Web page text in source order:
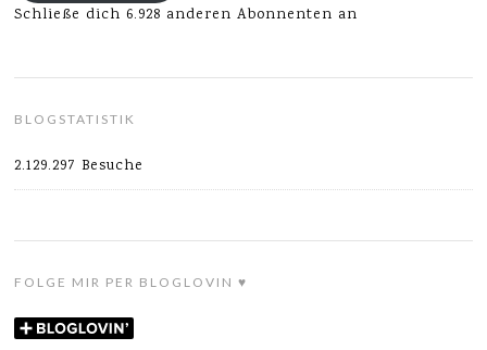
Schließe dich 6.928 anderen Abonnenten an
BLOGSTATISTIK
2.129.297 Besuche
FOLGE MIR PER BLOGLOVIN ♥